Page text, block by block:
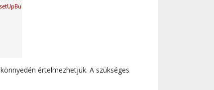
értelmezhetjük. A szükséges